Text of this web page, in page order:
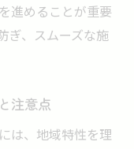
進めることが重要
ぎ、スムーズな施
注意点
は、地域特性を理